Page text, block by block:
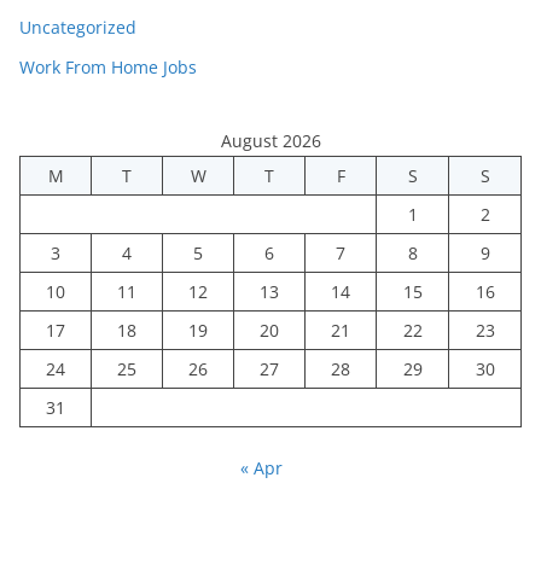
Uncategorized
Work From Home Jobs
August 2026
M
T W T F S
S
1
2
3
4 5 6 7 8
9
10
11 12 13 14 15
16
17
18 19 20 21 22
23
24
25 26 27 28 29
30
31
« Apr